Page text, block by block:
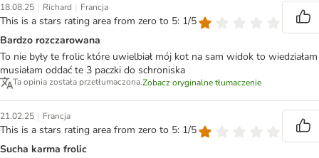
18.08.25 | Richard | Francja
This is a stars rating area from zero to 5: 1/5
Bardzo rozczarowana
To nie były te frolic które uwielbiał mój kot na sam widok to wiedziałam
musiałam oddać te 3 paczki do schroniska
Ta opinia została przetłumaczona.Zobacz oryginalne tłumaczenie
21.02.25 | Francja
This is a stars rating area from zero to 5: 1/5
Sucha karma frolic